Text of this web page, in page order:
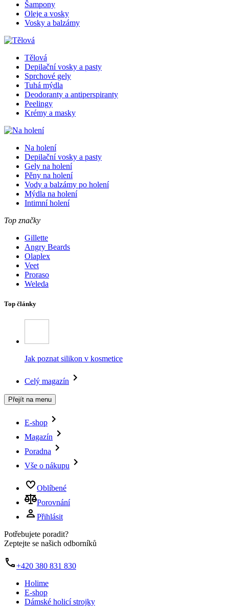
Šampony
Oleje a vosky
Vosky a balzámy
Tělová
Depilační vosky a pasty
Sprchové gely
Tuhá mýdla
Deodoranty a antiperspiranty
Peelingy
Krémy a masky
Na holení
Depilační vosky a pasty
Gely na holení
Pěny na holení
Vody a balzámy po holení
Mýdla na holení
Intimní holení
Top značky
Gillette
Angry Beards
Olaplex
Veet
Proraso
Weleda
Top články
Jak poznat silikon v kosmetice
Celý magazín
Přejít na menu
E-shop
Magazín
Poradna
Vše o nákupu
Oblíbené
Porovnání
Přihlásit
Potřebujete poradit?
Zeptejte se našich odborníků
+420 380 831 830
Holime
E-shop
Dámské holicí strojky